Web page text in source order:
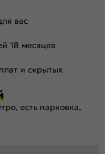
вас
18 месяцев
и скрытых
есть парковка,